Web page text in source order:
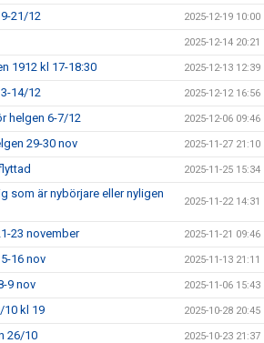
21/12 2025-12-19 10:00
2025-12-14 20:21
1912 kl 17-18:30 2025-12-13 12:39
14/12 2025-12-12 16:56
helgen 6-7/12 2025-12-06 09:46
29-30 nov 2025-11-27 21:10
2025-11-25 15:34
som är nybörjare eller nyligen
2025-11-22 14:31
23 november 2025-11-21 09:46
16 nov 2025-11-13 21:11
9 nov 2025-11-06 15:43
10 kl 19 2025-10-28 20:45
26/10 2025-10-23 21:37